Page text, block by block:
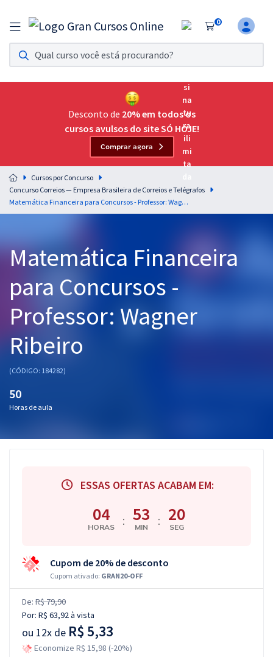
0
Assinatura Ilimitada 11
Acesso a todos os cursos. Teste grátis por 7 dias!
Assinatura OAB Até Passar
Acesso ilimitado a toda preparação para o Exame da
Residências Multiprofissionais
Preparação completa e intensiva para as principais
residências em saúde do Brasil
Cursos 20% OFF
Pós
Graduação
OAB
Mentorias
Questões grátis
Desconto de 20% em todos os
cursos avulsos do site SÓ HOJE!
Comprar agora
Cursos por Concurso
Concurso Correios — Empresa Brasileira de Correios e Telégrafos
Matemática Financeira para Concursos - Professor: Wagner Ribeiro
Matemática Financeira
para Concursos -
Professor: Wagner
Ribeiro
(CÓDIGO: 184282)
50
Horas de aula
ESSAS OFERTAS ACABAM EM:
04
HORAS : 53
MIN : 19
SEG
Cupom de 20% de desconto
Cupom ativado: GRAN20-OFF
De: R$ 79,90
Por: R$ 63,92à vista
ou 12x de R$ 5,33
Economize R$ 15,98 (-20%)